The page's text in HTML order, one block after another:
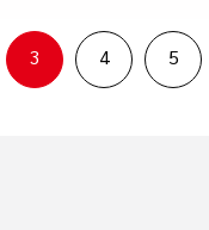
3 4 5